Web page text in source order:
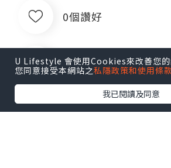
0個讚好
收藏
U Lifestyle 會使用Cookies來改善您的
您同意接受本網站之私隱政策和使用條
我已閱讀及同意